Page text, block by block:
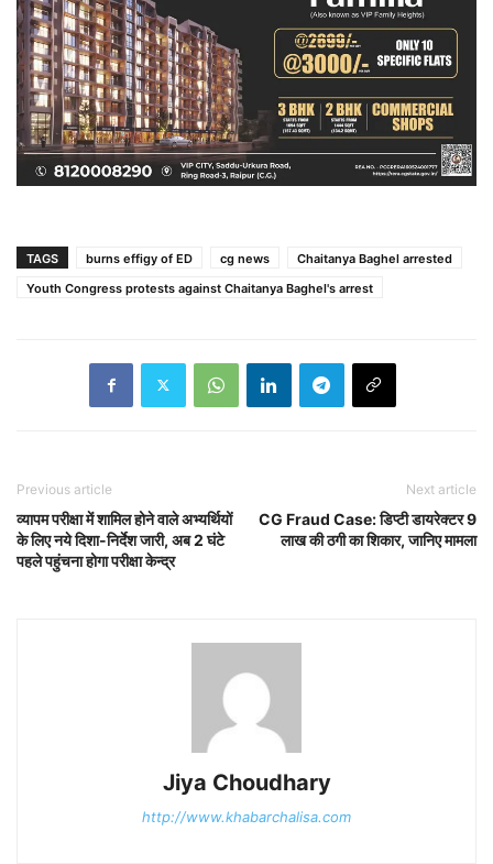
TAGS burns effigy of ED cg news
Chaitanya Baghel arrested
Youth Congress protests against Chaitanya Baghel's arrest
Previous article
व्यापम परीक्षा में शामिल होने वाले अभ्यर्थियों
के लिए नये दिशा-निर्देश जारी, अब 2 घंटे
पहले पहुंचना होगा परीक्षा केन्द्र
Next article
CG Fraud Case: डिप्टी डायरेक्टर 9
लाख की ठगी का शिकार, जानिए मामला
Jiya Choudhary
http://www.khabarchalisa.com